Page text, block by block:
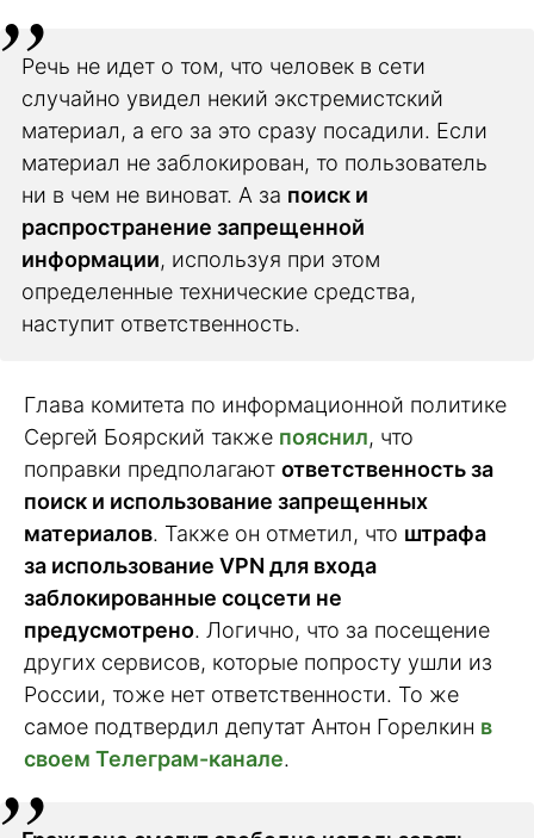
Речь не идет о том, что человек в сети
случайно увидел некий экстремистский
материал, а его за это сразу посадили. Если
материал не заблокирован, то пользователь
ни в чем не виноват. А за поиск и
распространение запрещенной
информации, используя при этом
определенные технические средства,
наступит ответственность.
Глава комитета по информационной политике
Сергей Боярский также пояснил, что
поправки предполагают ответственность за
поиск и использование запрещенных
материалов. Также он отметил, что штрафа
за использование VPN для входа
заблокированные соцсети не
предусмотрено. Логично, что за посещение
других сервисов, которые попросту ушли из
России, тоже нет ответственности. То же
самое подтвердил депутат Антон Горелкин в
своем Телеграм-канале.